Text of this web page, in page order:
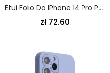
Etui Folio Do IPhone 14 Pro Portfel Portfel Niedźwiedzia
zł 72.60